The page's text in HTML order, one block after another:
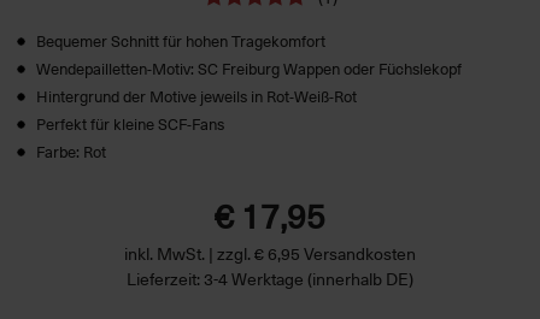
Bequemer Schnitt für hohen Tragekomfort
Wendepailletten-Motiv: SC Freiburg Wappen oder Füchslekopf
Hintergrund der Motive jeweils in Rot-Weiß-Rot
Perfekt für kleine SCF-Fans
Farbe: Rot
€ 17,95
inkl. MwSt. | zzgl. € 6,95 Versandkosten
Lieferzeit: 3-4 Werktage (innerhalb DE)